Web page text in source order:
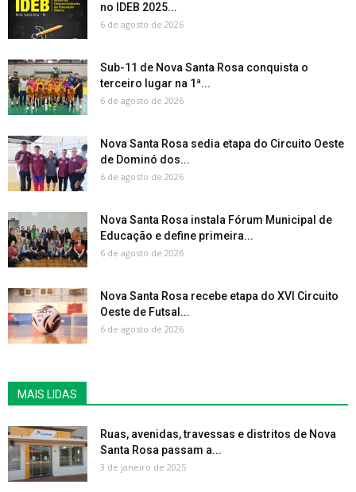
no IDEB 2025...
6 de agosto de 2026
Sub-11 de Nova Santa Rosa conquista o
terceiro lugar na 1ª...
6 de agosto de 2026
Nova Santa Rosa sedia etapa do Circuito Oeste
de Dominó dos...
6 de agosto de 2026
Nova Santa Rosa instala Fórum Municipal de
Educação e define primeira...
6 de agosto de 2026
Nova Santa Rosa recebe etapa do XVI Circuito
Oeste de Futsal...
6 de agosto de 2026
MAIS LIDAS
Ruas, avenidas, travessas e distritos de Nova
Santa Rosa passam a...
3 de janeiro de 2025